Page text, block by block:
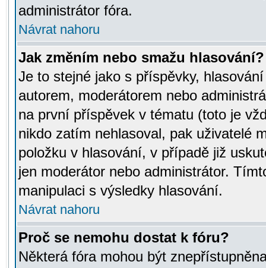
administrátor fóra.
Návrat nahoru
Jak změním nebo smažu hlasování?
Je to stejné jako s příspěvky,
autorem, moderátorem nebo
na první příspěvek v tématu (toto je
nikdo zatím nehlasoval, pak uživatelé
položku v hlasování, v případě již
jen moderátor nebo administrátor.
manipulaci s výsledky hlasování.
Návrat nahoru
Proč se nemohu dostat k fóru?
Některá fóra mohou být